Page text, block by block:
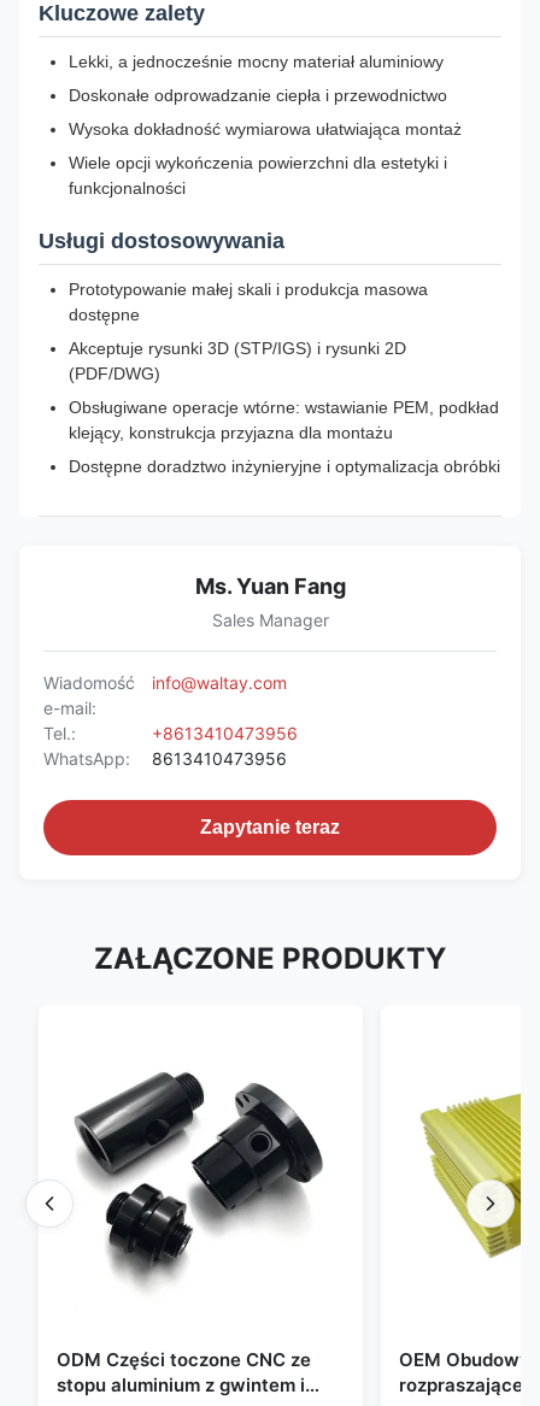
Kluczowe zalety
Lekki, a jednocześnie mocny materiał aluminiowy
Doskonałe odprowadzanie ciepła i przewodnictwo
Wysoka dokładność wymiarowa ułatwiająca montaż
Wiele opcji wykończenia powierzchni dla estetyki i
funkcjonalności
Usługi dostosowywania
Prototypowanie małej skali i produkcja masowa
dostępne
Akceptuje rysunki 3D (STP/IGS) i rysunki 2D
(PDF/DWG)
Obsługiwane operacje wtórne: wstawianie PEM, podkład
klejący, konstrukcja przyjazna dla montażu
Dostępne doradztwo inżynieryjne i optymalizacja obróbki
Ms. Yuan Fang
Sales Manager
Wiadomość
e-mail:
info@waltay.com
Tel.:
+8613410473956
WhatsApp:
8613410473956
Zapytanie teraz
ZAŁĄCZONE PRODUKTY
ODM Części toczone CNC ze
stopu aluminium z gwintem i
OEM Obudowy
rozpraszające